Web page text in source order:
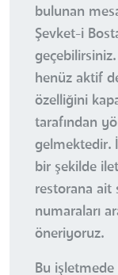
bulunan
Şevket-i
henüz aktif
özelliğini
tarafından
gelmektedir.
bir şekilde
restorana ait
numaraları
öneriyoruz.
Bu işletmede